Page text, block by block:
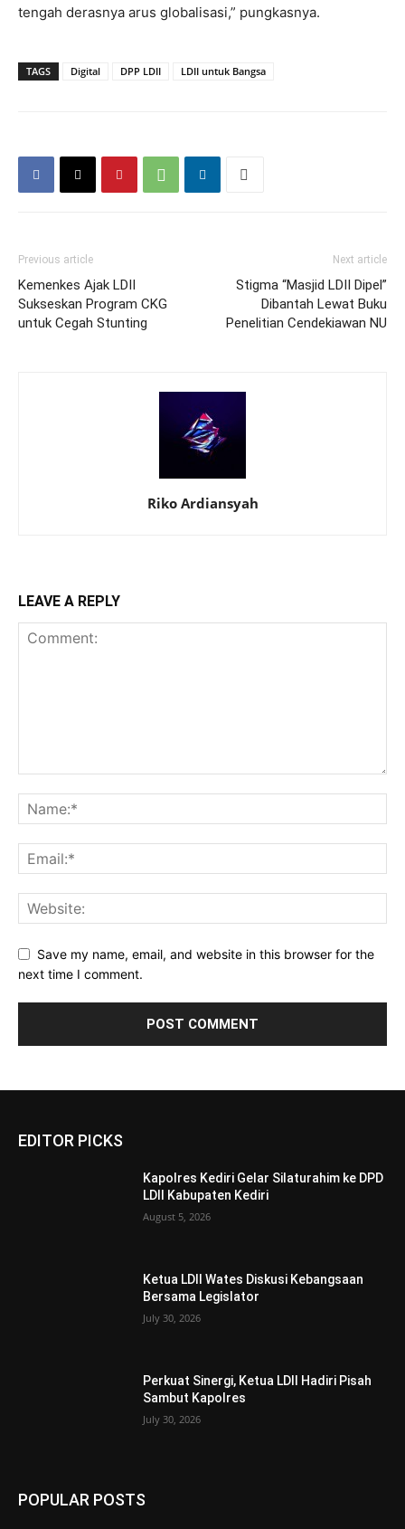
tengah derasnya arus globalisasi,” pungkasnya.
TAGS Digital DPP LDII LDII untuk Bangsa
Previous article
Kemenkes Ajak LDII
Sukseskan Program CKG
untuk Cegah Stunting
Next article
Stigma “Masjid LDII Dipel”
Dibantah Lewat Buku
Penelitian Cendekiawan NU
Riko Ardiansyah
LEAVE A REPLY
Save my name, email, and website in this browser for the
next time I comment.
EDITOR PICKS
Kapolres Kediri Gelar Silaturahim ke DPD
LDII Kabupaten Kediri
August 5, 2026
Ketua LDII Wates Diskusi Kebangsaan
Bersama Legislator
July 30, 2026
Perkuat Sinergi, Ketua LDII Hadiri Pisah
Sambut Kapolres
July 30, 2026
POPULAR POSTS